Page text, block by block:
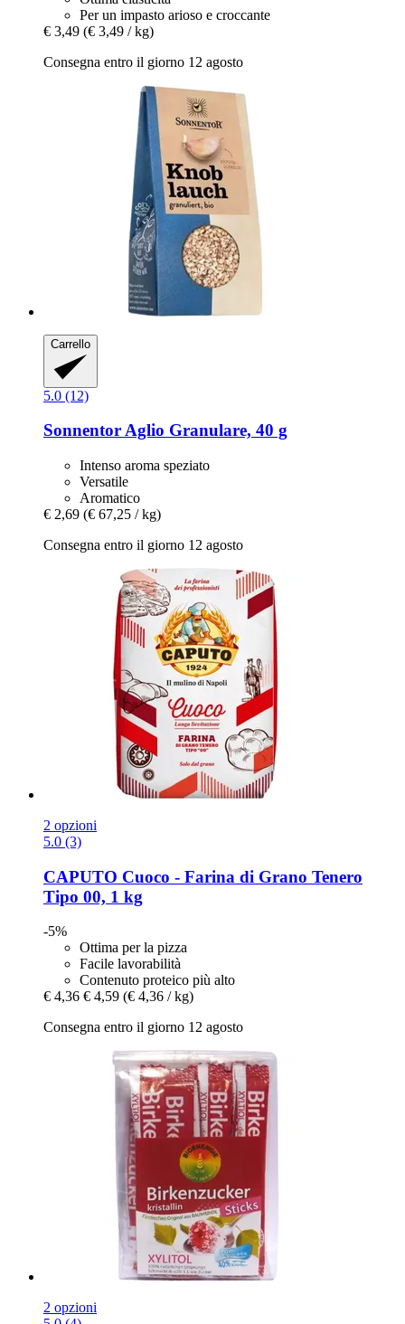
Per un impasto arioso e croccante
€ 3,49 (€ 3,49 / kg)
Consegna entro il giorno 12 agosto
Carrello
5.0 (12)
SonnentorAglio Granulare, 40 g
Intenso aroma speziato
Versatile
Aromatico
€ 2,69 (€ 67,25 / kg)
Consegna entro il giorno 12 agosto
2 opzioni
5.0 (3)
CAPUTO Cuoco -​ Farina di Grano Tenero
Tipo 00, 1 kg
-5%
Ottima per la pizza
Facile lavorabilità
Contenuto proteico più alto
€ 4,36 € 4,59 (€ 4,36 / kg)
Consegna entro il giorno 12 agosto
2 opzioni